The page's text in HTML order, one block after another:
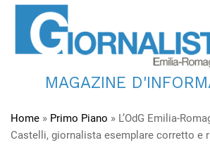
MAGAZINE
Home » Primo Piano » L’OdG Emilia-
Castelli, giornalista esemplare corretto e